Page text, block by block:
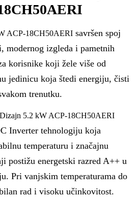
ACP-18CH50AERI savršen spoj
modernog izgleda i pametnih
korisnike koji žele više od
jedinicu koja štedi energiju, čisti
trenutku.
5.2 kW ACP-18CH50AERI
Inverter tehnologiju koja
temperaturu i značajnu
postižu energetski razred A++ u
Pri vanjskim temperaturama do
rad i visoku učinkovitost.